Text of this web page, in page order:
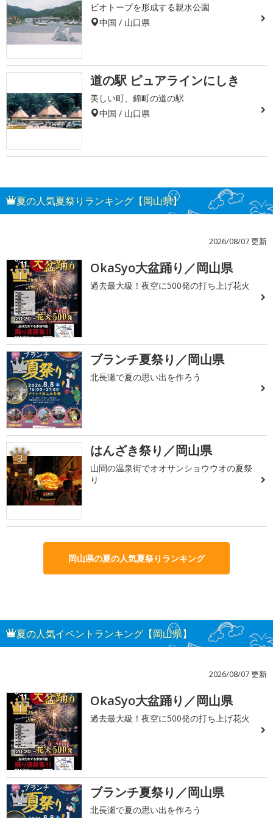
ビオトープを形成する親水公園
中国 / 山口県
道の駅 ピュアラインにしき
美しい町、錦町の道の駅
中国 / 山口県
夏の人気夏祭りランキング【岡山県】
2026/08/07 更新
1 OkaSyo大盆踊り／岡山県
過去最大級！夜空に500発の打ち上げ花火
2 ブランチ夏祭り／岡山県
北長瀬で夏の思い出を作ろう
3 はんざき祭り／岡山県
山間の温泉街でオオサンショウウオの夏祭
り
岡山県の夏の人気夏祭りランキング
夏の人気イベントランキング【岡山県】
2026/08/07 更新
1 OkaSyo大盆踊り／岡山県
過去最大級！夜空に500発の打ち上げ花火
2 ブランチ夏祭り／岡山県
北長瀬で夏の思い出を作ろう